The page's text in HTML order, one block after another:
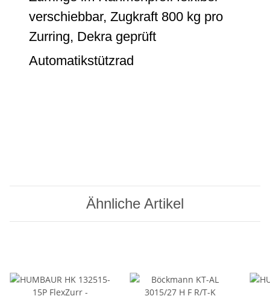
verschiebbar, Zugkraft 800 kg pro
Zurring, Dekra geprüft
Automatikstützrad
Ähnliche Artikel